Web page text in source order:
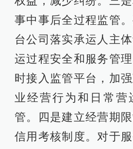
事中事后全过程监管
台公司落实承运人主
运过程安全和服务管
时接入监管平台，加
业经营行为和日常营
管。四是建立经营期
信用考核制度。对于